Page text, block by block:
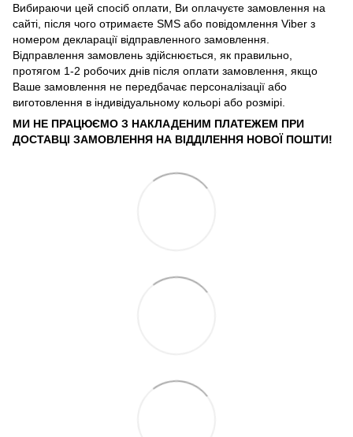
Вибираючи цей спосіб оплати, Ви оплачуєте замовлення на
сайті, після чого отримаєте SMS або повідомлення Viber з
номером декларації відправленного замовлення.
Відправлення замовлень здійснюється, як правильно,
протягом 1-2 робочих днів після оплати замовлення, якщо
Ваше замовлення не передбачає персоналізації або
виготовлення в індивідуальному кольорі або розмірі.
МИ НЕ ПРАЦЮЄМО З НАКЛАДЕНИМ ПЛАТЕЖЕМ ПРИ
ДОСТАВЦІ ЗАМОВЛЕННЯ НА ВІДДІЛЕННЯ НОВОЇ ПОШТИ!